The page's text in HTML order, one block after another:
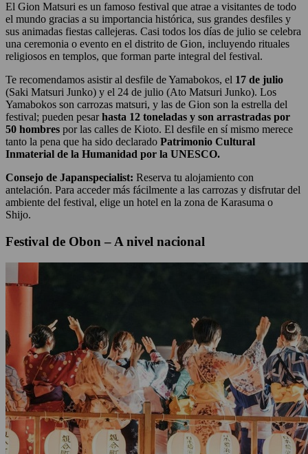
El Gion Matsuri es un famoso festival que atrae a visitantes de todo
el mundo gracias a su importancia histórica, sus grandes desfiles y
sus animadas fiestas callejeras. Casi todos los días de julio se celebra
una ceremonia o evento en el distrito de Gion, incluyendo rituales
religiosos en templos, que forman parte integral del festival.
Te recomendamos asistir al desfile de Yamabokos, el 17 de julio
(Saki Matsuri Junko) y el 24 de julio (Ato Matsuri Junko). Los
Yamabokos son carrozas matsuri, y las de Gion son la estrella del
festival; pueden pesarhasta 12 toneladas y son arrastradas por
50 hombres por las calles de Kioto. El desfile en sí mismo merece
tanto la pena que ha sido declarado Patrimonio Cultural
Inmaterial de la Humanidad por la UNESCO.
Consejo de Japanspecialist: Reserva tu alojamiento con
antelación. Para acceder más fácilmente a las carrozas y disfrutar del
ambiente del festival, elige un hotel en la zona de Karasuma o
Shijo.
Festival de Obon – A nivel nacional